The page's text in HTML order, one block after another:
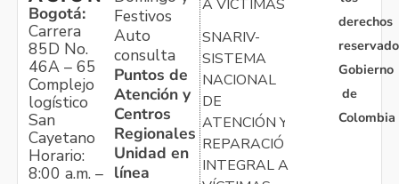
Bogotá:
Carrera
85D No.
46A – 65
Complejo
logístico
San
Cayetano
Horario:
8:00 a.m. –
Festivos
Auto
consulta
Puntos de
Atención y
Centros
Regionales
Unidad en
línea
A VÍCTIMAS
SNARIV-
SISTEMA
NACIONAL
DE
ATENCIÓN Y
REPARACIÓN
INTEGRAL A
derechos
Gobierno
de
Colombia